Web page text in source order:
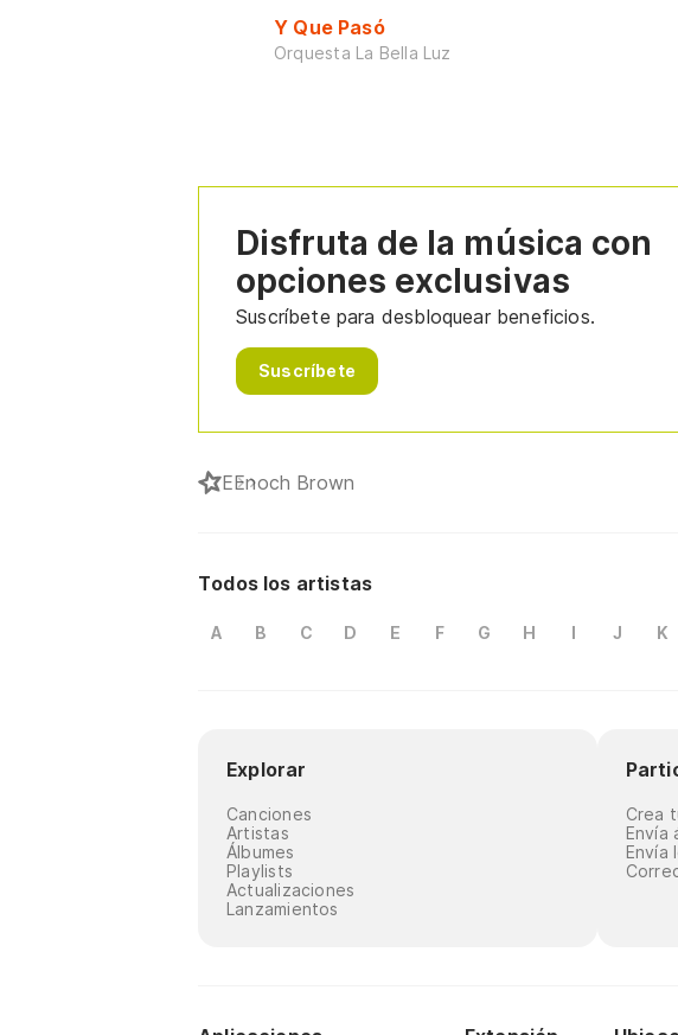
Y Que Pasó
Orquesta La Bella Luz
Disfruta de la música con
opciones exclusivas
Suscríbete para desbloquear beneficios.
Suscríbete
EEnoch Brown
Todos los artistas
A B C D E F G H I J K
Explorar
Canciones
Artistas
Álbumes
Playlists
Actualizaciones
Lanzamientos
Crea
Envía
Envía